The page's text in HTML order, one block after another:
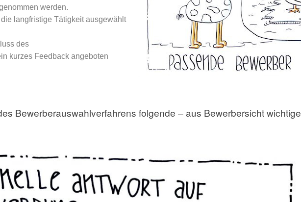
werden.
langfristige Tätigkeit ausgewählt
des
kurzes Feedback angeboten
Bewerberauswahlverfahrens folgende – aus Bewerbersicht